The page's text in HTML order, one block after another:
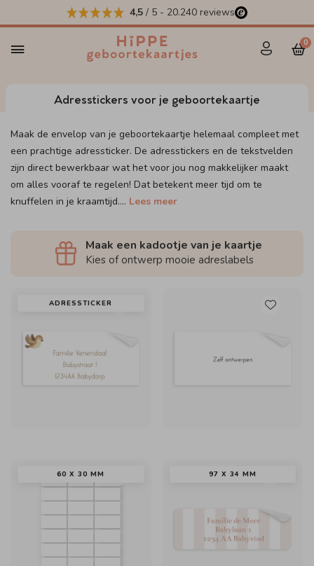
4,5 / 5 - 20.240 reviews
0
Adresstickers voor je geboortekaartje
Maak de envelop van je geboortekaartje helemaal compleet met
een prachtige adressticker. De adresstickers en de tekstvelden
zijn direct bewerkbaar wat het voor jou nog makkelijker maakt
om alles vooraf te regelen! Dat betekent meer tijd om te
knuffelen in je kraamtijd.... Lees meer
Maak een kadootje van je kaartje
Kies of ontwerp mooie adreslabels
ADRESSTICKER
60 X 30 MM 97 X 34 MM